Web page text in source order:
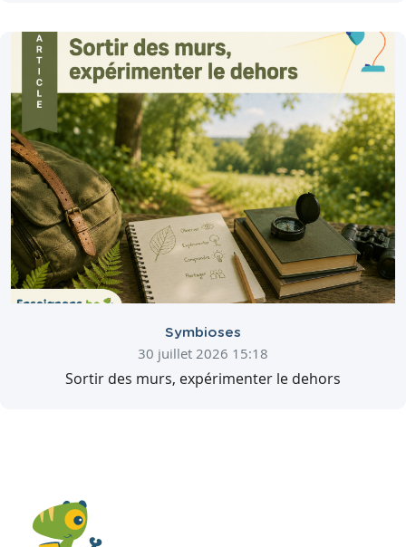
Symbioses
30 juillet 2026 15:18
Sortir des murs, expérimenter le dehors